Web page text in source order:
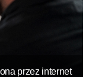
przez internet